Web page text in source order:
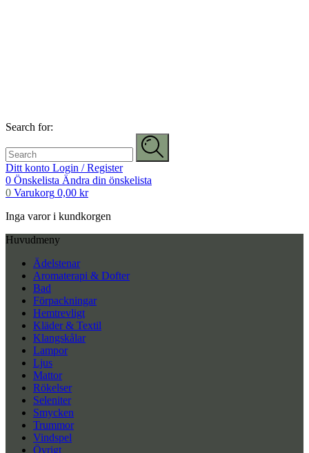
Search for:
Ditt konto Login / Register
0 Önskelista Ändra din önskelista
0 Varukorg 0,00 kr
Inga varor i kundkorgen
Huvudmeny
Ädelstenar
Aromaterapi & Dofter
Bad
Förpackningar
Hemtrevligt
Kläder & Textil
Klangskålar
Lampor
Ljus
Mattor
Rökelser
Seleniter
Smycken
Trummor
Vindspel
Övrigt